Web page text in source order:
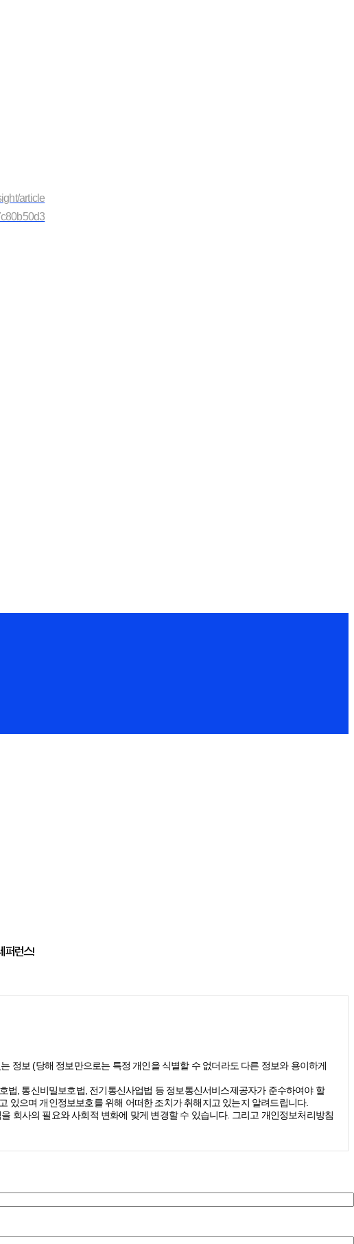
article
퍼런스!
정보 (당해 정보만으로는 특정 개인을 식별할 수 없더라도 다른 정보와 용이하게
, 통신비밀보호법, 전기통신사업법 등 정보통신서비스제공자가 준수하여야 할
있으며 개인정보보호를 위해 어떠한 조치가 취해지고 있는지 알려드립니다.
회사의 필요와 사회적 변화에 맞게 변경할 수 있습니다. 그리고 개인정보처리방침
를 제공받을 수 있습니다. 그리고 이때 스톤브랜드커뮤니케이션즈는 다음의 원